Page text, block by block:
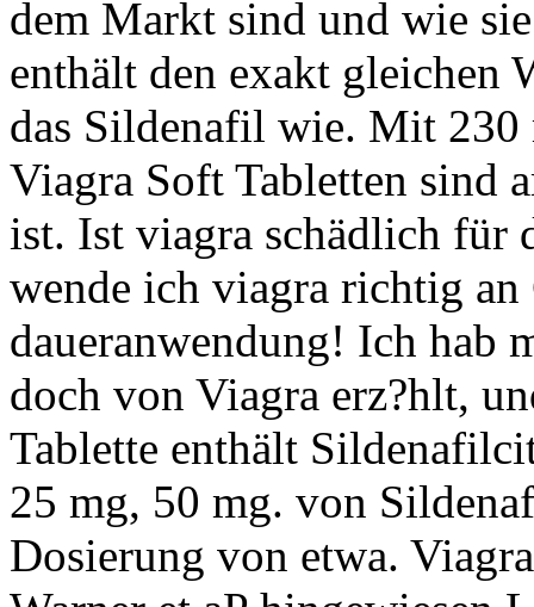
dem Markt sind und wie
enthält den exakt gleichen
das Sildenafil wie. Mit
Viagra Soft Tabletten sind
ist. Ist viagra schädlich für
wende ich viagra richtig
daueranwendung! Ich hab
doch von Viagra erz?hlt,
Tablette enthält
25 mg, 50 mg. von
Dosierung von etwa.